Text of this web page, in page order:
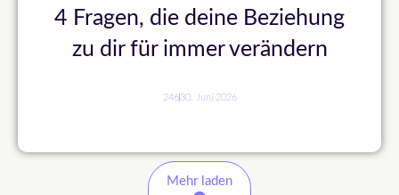
4 Fragen, die deine Beziehung
zu dir für immer verändern
246 30. Juni 2026
Mehr laden